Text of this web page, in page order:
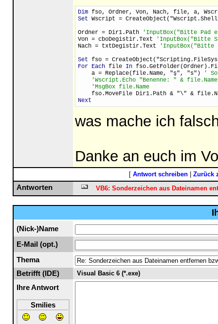
Dim fso, Ordner, Von, Nach, file, a,
Set Wscript =
Ordner = Dir1.Path
'InputBox("Bitte Pad
Von = cboDegistir.Text
'InputBox("Bitte
Nach = txtDegistir.Text
'InputBox("Bitte
Set fso =
For Each file In
    a = Replace(file.Name, "ş", "s")
'
'Wscript.Echo "Benenne: " &
'MsgBox file.Name
fso.MoveFile Dir1.Path & "\" &
Next
was mache ich
Danke an euch im
[ Antwort schreiben Zurück
Antworten VB6: Sonderzeichen aus Dateinamen
(Nick-)Name
E-Mail (opt.)
Thema
Betrifft (IDE)
Visual Basic 6 (*.exe)
Ihre Antwort
Smilies